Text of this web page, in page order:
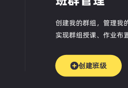
创建我的群组，管理我
实现群组授课、作业布
创建班级